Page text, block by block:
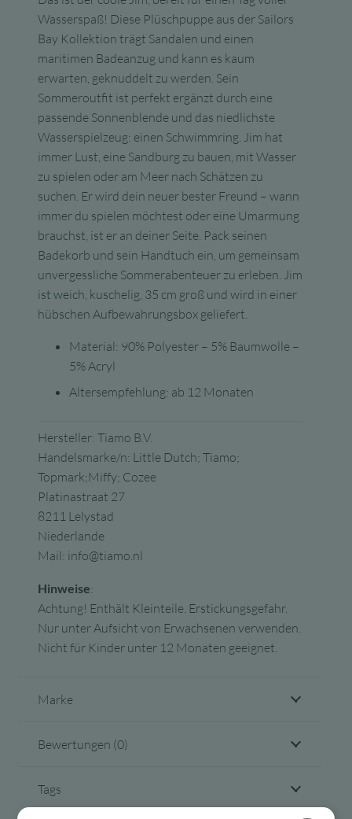
Wasserspaß! Diese Plüschpuppe aus der Sailors
Bay Kollektion trägt Sandalen und einen
maritimen Badeanzug und kann es kaum
erwarten, geknuddelt zu werden. Sein
Sommeroutfit ist perfekt ergänzt durch eine
passende Sonnenblende und das niedlichste
Wasserspielzeug: einen Schwimmring. Jim hat
immer Lust, eine Sandburg zu bauen, mit Wasser
zu spielen oder am Meer nach Schätzen zu
suchen. Er wird dein neuer bester Freund – wann
immer du spielen möchtest oder eine Umarmung
brauchst, ist er an deiner Seite. Pack seinen
Badekorb und sein Handtuch ein, um gemeinsam
unvergessliche Sommerabenteuer zu erleben. Jim
ist weich, kuschelig, 35 cm groß und wird in einer
hübschen Aufbewahrungsbox geliefert.
Material: 90% Polyester – 5% Baumwolle –
5% Acryl
Altersempfehlung: ab 12 Monaten
Hersteller: Tiamo B.V.
Handelsmarke/n: Little Dutch; Tiamo;
Topmark;Miffy; Cozee
Platinastraat 27
8211 Lelystad
Niederlande
Mail: info@tiamo.nl
Hinweise:
Achtung! Enthält Kleinteile. Erstickungsgefahr.
Nur unter Aufsicht von Erwachsenen verwenden.
Nicht für Kinder unter 12 Monaten geeignet.
Marke
Bewertungen (0)
Tags